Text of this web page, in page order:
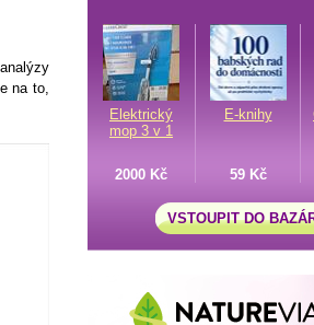
na to,
Elektrický
mop 3 v 1
E-knihy
2000 Kč
59 Kč
VSTOUPIT DO